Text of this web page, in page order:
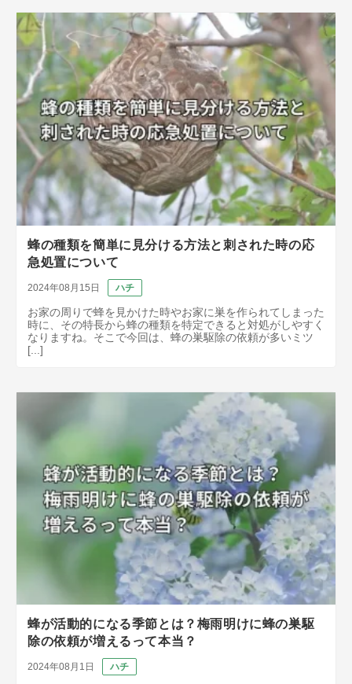
蜂の種類を簡単に見分ける方法と刺された時の応
急処置について
2024年08月15日 ハチ
お家の周りで蜂を見かけた時やお家に巣を作られてしまった
時に、その特長から蜂の種類を特定できると対処がしやすく
なりますね。そこで今回は、蜂の巣駆除の依頼が多いミツ
[...]
蜂が活動的になる季節とは？梅雨明けに蜂の巣駆
除の依頼が増えるって本当？
2024年08月1日 ハチ